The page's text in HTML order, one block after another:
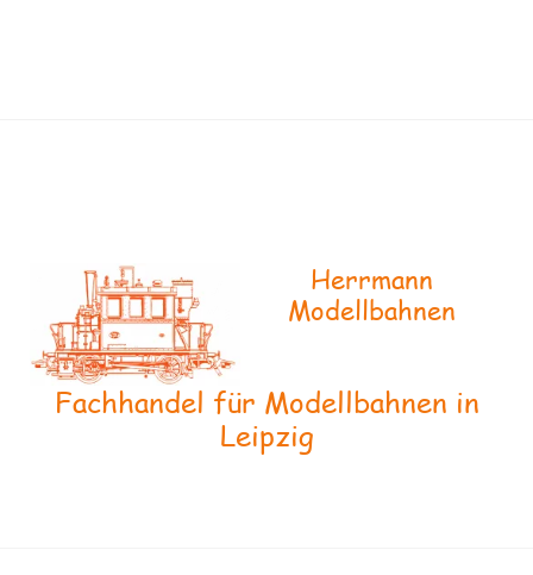
Herrmann
Modellbahnen
Fachhandel für Modellbahnen in
Leipzig